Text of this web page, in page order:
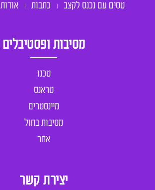
יצירת קשר
מסיבות ופסטיבלים
טכנו
טראנס
מיינסטרים
מסיבות בחול
אחר
טסים עם נכנס לקצב
כתבות אודות